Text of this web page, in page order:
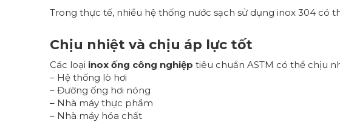
Trong thực tế, nhiều hệ thống nước sạch sử dụng inox 304 có
Chịu nhiệt và chịu áp lực tốt
Các loại inox ống công nghiệp tiêu chuẩn ASTM có thể chịu
– Hệ thống lò hơi
– Đường ống hơi nóng
– Nhà máy thực phẩm
– Nhà máy hóa chất